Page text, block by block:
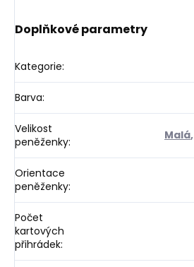
Doplňkové parametry
Kategorie:
Barva:
Velikost
peněženky: Malá,
Orientace
peněženky:
Počet
kartových
přihrádek: